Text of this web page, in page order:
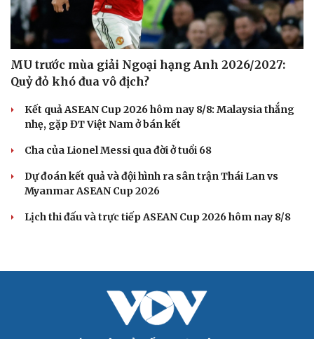
MU trước mùa giải Ngoại hạng Anh 2026/2027:
Quỷ đỏ khó đua vô địch?
Kết quả ASEAN Cup 2026 hôm nay 8/8: Malaysia thắng
nhẹ, gặp ĐT Việt Nam ở bán kết
Cha của Lionel Messi qua đời ở tuổi 68
Dự đoán kết quả và đội hình ra sân trận Thái Lan vs
Myanmar ASEAN Cup 2026
Lịch thi đấu và trực tiếp ASEAN Cup 2026 hôm nay 8/8